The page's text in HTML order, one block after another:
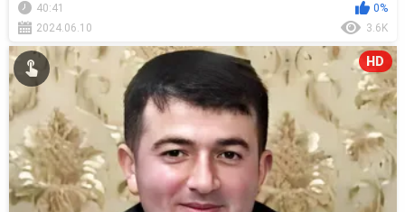
40:41
0%
2024.06.10
3.6K
HD